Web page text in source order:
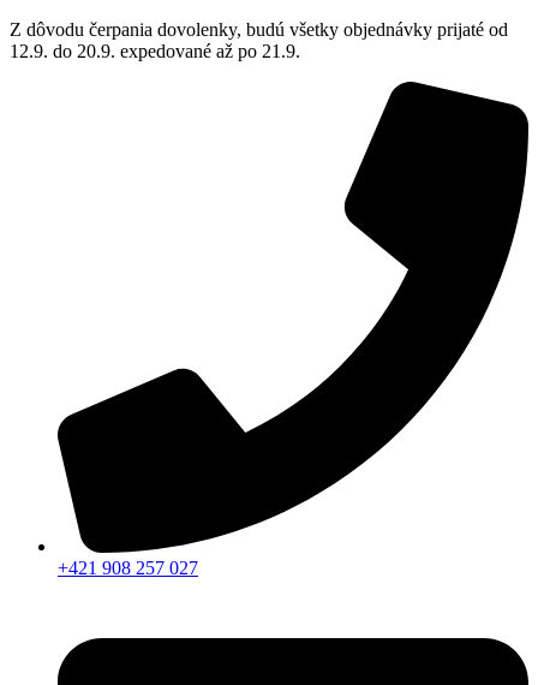
Z dôvodu čerpania dovolenky, budú všetky objednávky prijaté od
12.9. do 20.9. expedované až po 21.9.
+421 908 257 027